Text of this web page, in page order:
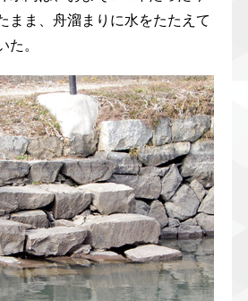
まま、舟溜まりに水をたたえて
た。